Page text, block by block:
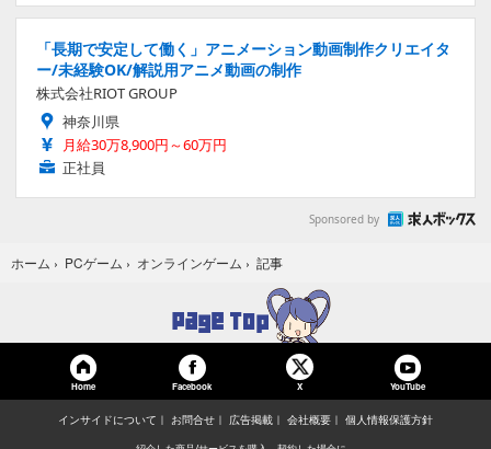
「長期で安定して働く」アニメーション動画制作クリエイタ
ー/未経験OK/解説用アニメ動画の制作
株式会社RIOT GROUP
神奈川県
月給30万8,900円～60万円
正社員
Sponsored by
ホーム › PCゲーム › オンラインゲーム › 記事
Home Facebook X YouTube
インサイドについて お問合せ 広告掲載 会社概要 個人情報保護方針